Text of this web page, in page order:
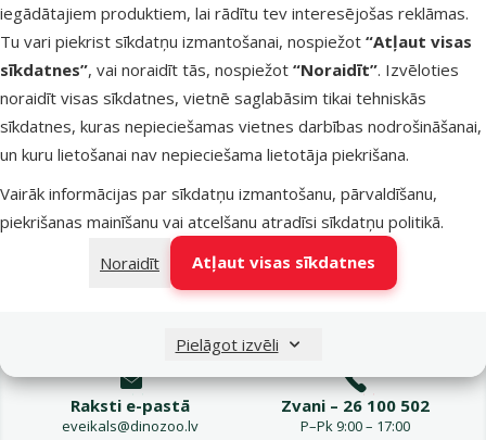
iegādātajiem produktiem, lai rādītu tev interesējošas reklāmas.
Tu vari piekrist sīkdatņu izmantošanai, nospiežot “Atļaut visas
sīkdatnes”, vai noraidīt tās, nospiežot “Noraidīt”. Izvēloties
noraidīt visas sīkdatnes, vietnē saglabāsim tikai tehniskās
sīkdatnes, kuras nepieciešamas vietnes darbības nodrošināšanai,
un kuru lietošanai nav nepieciešama lietotāja piekrišana.
Vairāk informācijas par sīkdatņu izmantošanu, pārvaldīšanu,
piekrišanas mainīšanu vai atcelšanu atradīsi sīkdatņu politikā.
Noraidīt
Atļaut visas sīkdatnes
Pielāgot izvēli
LATVIJAS PASTS nodaļas pirmdien
OMNIVA pakomāti pirmdien
DPD Pickup tīkls pirmdien
Pievienot grozam
Raksti e-pastā
eveikals@dinozoo.lv
Zvani – 26 100 502
P–Pk 9:00 – 17:00